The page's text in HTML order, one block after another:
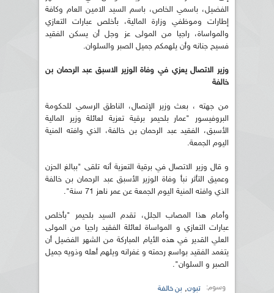
الفضيل، باسمي الخاص، باسم السيد الامين العام وكافة
إطارات وموظفي وزارة المالية، بأخلص عبارات التعازي
والمواساة، راجيا من المولى عز وجل أن يسكن الفقيد
فسيح جنانه وأن يلهمكم جميل الصبر والسلوان.
وزير الاتصال يعزي في وفاة الوزير الاسبق عبد الرحمان بن
خالفة
من جهته ، بعث وزير الإتصال، الناطق الرسمي للحكومة
البروفيسور "عمار بلحيمر برقية تعزية لعائلة وزير المالية
الأسبق، الفقيد عبد الرحمان بن خالفة، الذي وافته المنية
اليوم الجمعة.
و قال وزير الاتصال في برقية التعزية أنه تلقى "ببالغ الحزن
وعميق التأثر نبأ وفاة الوزير الأسبق عبد الرحمان بن خالفة
الذي وافته المنية اليوم الجمعة عن عمر ناهز 71 سنة".
وأمام هذا المصاب الجلل، تقدم السيد بلحيمر "بأخلص
عبارات التعازي و المواساة لعائلة الفقيد راجيا من المولى
العلي القدير في هذه الأيام المباركة من الشهر الفضيل أن
يتغمد الفقيد بواسع رحمته و غفرانه ويلهم أهله وذويه جميل
الصبر و السلوان".
وسوم: تبون, بن خالفة